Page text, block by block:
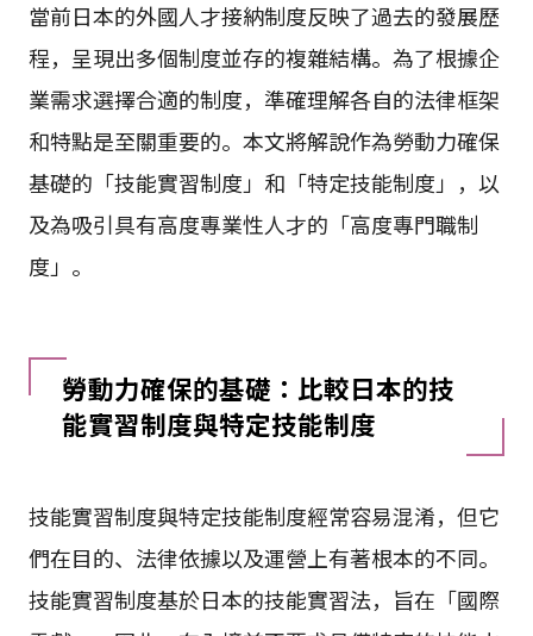
當前日本的外國人才接納制度反映了過去的發展歷
程，呈現出多個制度並存的複雜結構。為了根據企
業需求選擇合適的制度，準確理解各自的法律框架
和特點是至關重要的。本文將解說作為勞動力確保
基礎的「技能實習制度」和「特定技能制度」，以
及為吸引具有高度專業性人才的「高度專門職制
度」。
勞動力確保的基礎：比較日本的技
能實習制度與特定技能制度
技能實習制度與特定技能制度經常容易混淆，但它
們在目的、法律依據以及運營上有著根本的不同。
技能實習制度基於日本的技能實習法，旨在「國際